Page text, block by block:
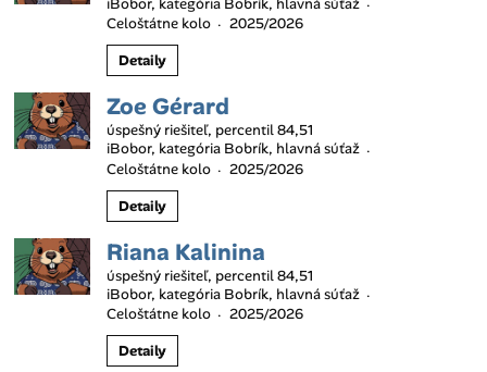
iBobor, kategória Bobrík, hlavná súťaž ·
Celoštátne kolo · 2025/2026
Detaily
Zoe Gérard
úspešný riešiteľ, percentil 84,51
iBobor, kategória Bobrík, hlavná súťaž ·
Celoštátne kolo · 2025/2026
Detaily
Riana Kalinina
úspešný riešiteľ, percentil 84,51
iBobor, kategória Bobrík, hlavná súťaž ·
Celoštátne kolo · 2025/2026
Detaily